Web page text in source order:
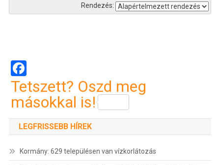
Rendezés:
navigáció
Tetszett? Oszd meg
másokkal is!
LEGFRISSEBB HÍREK
Kormány: 629 településen van vízkorlátozás